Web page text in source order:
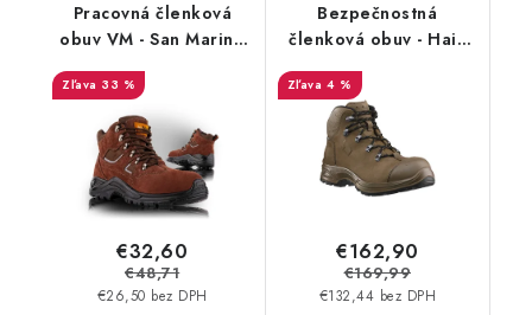
Pracovná členková
obuv VM - San Marino
3170-O1 - Výpredaj
33 %
€26,50 bez DPH
€32,60
€48,71
Bezpečnostná
členková obuv - Haix
Airpower XR26 S3 -
béžová 36539 -
Akciová cena
4 %
€132,44 bez DPH
€162,90
€169,99